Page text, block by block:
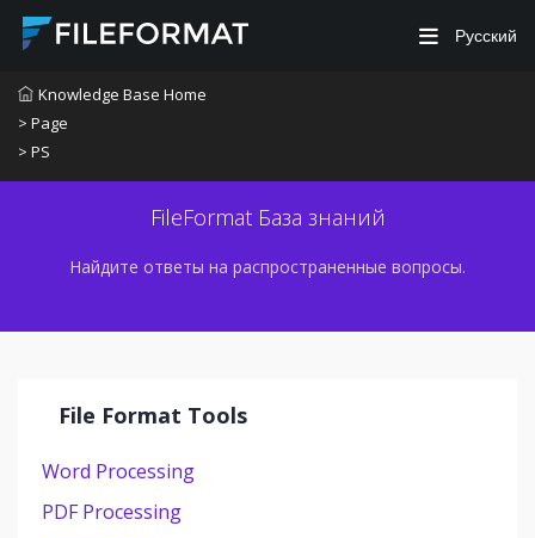
Русский
Knowledge Base Home
> Page
> PS
FileFormat База знаний
Найдите ответы на распространенные вопросы.
File Format Tools
Word Processing
PDF Processing